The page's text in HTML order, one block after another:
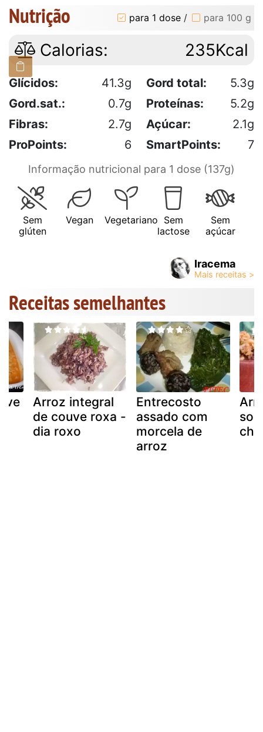
Nutrição para 1 dose / para 100 g
Calorias: 235Kcal
Glícidos: 41.3g Gord total:
5.3g
Gord.sat.:
0.7g Proteínas:
5.2g
Fibras:
2.7g Açúcar:
2.1g
ProPoints:
6 SmartPoints: 7
Informação nutricional para 1 dose (137g)
Sem
glúten
Vegan Vegetariano Sem
lactose
Sem
açúcar
Iracema
Receitas semelhantes
Arroz integral
de couve roxa -
dia roxo
Entrecosto
assado com
morcela de
arroz